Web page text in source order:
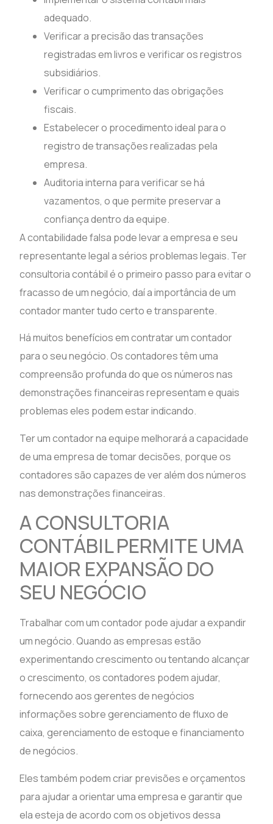
adequado.
Verificar a precisão das transações
registradas em livros e verificar os registros
subsidiários.
Verificar o cumprimento das obrigações
fiscais.
Estabelecer o procedimento ideal para o
registro de transações realizadas pela
empresa.
Auditoria interna para verificar se há
vazamentos, o que permite preservar a
confiança dentro da equipe.
A contabilidade falsa pode levar a empresa e seu
representante legal a sérios problemas legais. Ter
consultoria contábil é o primeiro passo para evitar o
fracasso de um negócio, daí a importância de um
contador manter tudo certo e transparente.
Há muitos benefícios em contratar um contador
para o seu negócio. Os contadores têm uma
compreensão profunda do que os números nas
demonstrações financeiras representam e quais
problemas eles podem estar indicando.
Ter um contador na equipe melhorará a capacidade
de uma empresa de tomar decisões, porque os
contadores são capazes de ver além dos números
nas demonstrações financeiras.
A CONSULTORIA
CONTÁBIL PERMITE UMA
MAIOR EXPANSÃO DO
SEU NEGÓCIO
Trabalhar com um contador pode ajudar a expandir
um negócio. Quando as empresas estão
experimentando crescimento ou tentando alcançar
o crescimento, os contadores podem ajudar,
fornecendo aos gerentes de negócios
informações sobre gerenciamento de fluxo de
caixa, gerenciamento de estoque e financiamento
de negócios.
Eles também podem criar previsões e orçamentos
para ajudar a orientar uma empresa e garantir que
ela esteja de acordo com os objetivos dessa